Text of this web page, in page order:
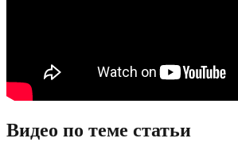
Видео по теме статьи